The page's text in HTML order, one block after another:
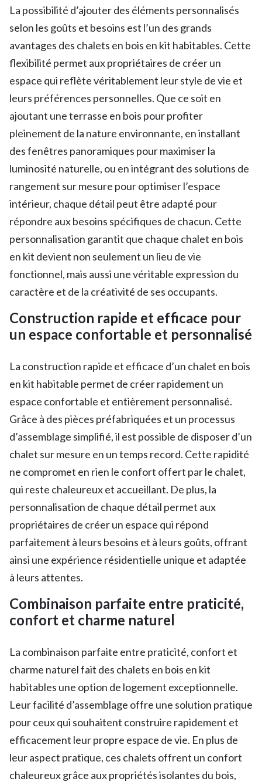
La possibilité d’ajouter des éléments personnalisés
selon les goûts et besoins est l’un des grands
avantages des chalets en bois en kit habitables. Cette
flexibilité permet aux propriétaires de créer un
espace qui reflète véritablement leur style de vie et
leurs préférences personnelles. Que ce soit en
ajoutant une terrasse en bois pour profiter
pleinement de la nature environnante, en installant
des fenêtres panoramiques pour maximiser la
luminosité naturelle, ou en intégrant des solutions de
rangement sur mesure pour optimiser l’espace
intérieur, chaque détail peut être adapté pour
répondre aux besoins spécifiques de chacun. Cette
personnalisation garantit que chaque chalet en bois
en kit devient non seulement un lieu de vie
fonctionnel, mais aussi une véritable expression du
caractère et de la créativité de ses occupants.
Construction rapide et efficace pour
un espace confortable et personnalisé
La construction rapide et efficace d’un chalet en bois
en kit habitable permet de créer rapidement un
espace confortable et entièrement personnalisé.
Grâce à des pièces préfabriquées et un processus
d’assemblage simplifié, il est possible de disposer d’un
chalet sur mesure en un temps record. Cette rapidité
ne compromet en rien le confort offert par le chalet,
qui reste chaleureux et accueillant. De plus, la
personnalisation de chaque détail permet aux
propriétaires de créer un espace qui répond
parfaitement à leurs besoins et à leurs goûts, offrant
ainsi une expérience résidentielle unique et adaptée
à leurs attentes.
Combinaison parfaite entre praticité,
confort et charme naturel
La combinaison parfaite entre praticité, confort et
charme naturel fait des chalets en bois en kit
habitables une option de logement exceptionnelle.
Leur facilité d’assemblage offre une solution pratique
pour ceux qui souhaitent construire rapidement et
efficacement leur propre espace de vie. En plus de
leur aspect pratique, ces chalets offrent un confort
chaleureux grâce aux propriétés isolantes du bois,